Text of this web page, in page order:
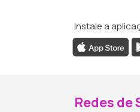
Instale a
Redes de